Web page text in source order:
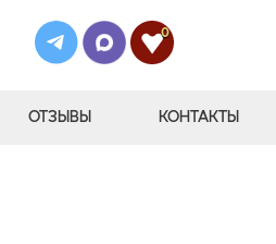
0
ОТЗЫВЫ КОНТАКТЫ